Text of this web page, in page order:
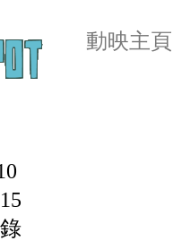
動映主頁